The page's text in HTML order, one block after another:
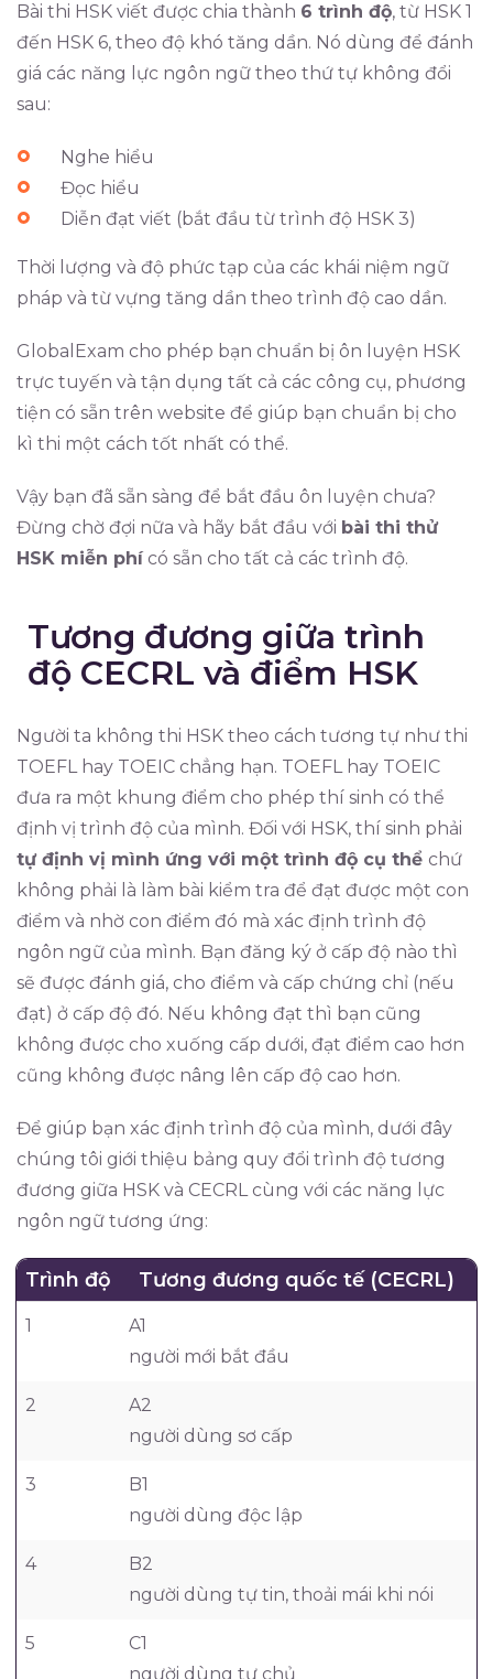
Bài thi HSK viết được chia thành 6 trình độ, từ HSK 1
đến HSK 6, theo độ khó tăng dần. Nó dùng để đánh
giá các năng lực ngôn ngữ theo thứ tự không đổi
sau:
Nghe hiểu
Đọc hiểu
Diễn đạt viết (bắt đầu từ trình độ HSK 3)
Thời lượng và độ phức tạp của các khái niệm ngữ
pháp và từ vựng tăng dần theo trình độ cao dần.
GlobalExam cho phép bạn chuẩn bị ôn luyện HSK
trực tuyến và tận dụng tất cả các công cụ, phương
tiện có sẵn trên website để giúp bạn chuẩn bị cho
kì thi một cách tốt nhất có thể.
Vậy bạn đã sẵn sàng để bắt đầu ôn luyện chưa?
Đừng chờ đợi nữa và hãy bắt đầu với bài thi thử
HSK miễn phícó sẵn cho tất cả các trình độ.
Tương đương giữa trình
độ CECRL và điểm HSK
Người ta không thi HSK theo cách tương tự như thi
TOEFL hay TOEIC chẳng hạn. TOEFL hay TOEIC
đưa ra một khung điểm cho phép thí sinh có thể
định vị trình độ của mình. Đối với HSK, thí sinh phải
tự định vị mình ứng với một trình độ cụ thể chứ
không phải là làm bài kiểm tra để đạt được một con
điểm và nhờ con điểm đó mà xác định trình độ
ngôn ngữ của mình. Bạn đăng ký ở cấp độ nào thì
sẽ được đánh giá, cho điểm và cấp chứng chỉ (nếu
đạt) ở cấp độ đó. Nếu không đạt thì bạn cũng
không được cho xuống cấp dưới, đạt điểm cao hơn
cũng không được nâng lên cấp độ cao hơn.
Để giúp bạn xác định trình độ của mình, dưới đây
chúng tôi giới thiệu bảng quy đổi trình độ tương
đương giữa HSK và CECRL cùng với các năng lực
ngôn ngữ tương ứng:
Trình độ Tương đương quốc tế (CECRL)
1
A1
người mới bắt đầu
2
A2
người dùng sơ cấp
3
B1
người dùng độc lập
4
B2
người dùng tự tin, thoải mái khi nói
5
C1
người dùng tự chủ